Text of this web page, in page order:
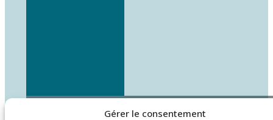
Gérer le consentement